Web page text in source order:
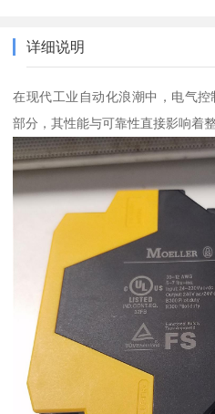
详细说明
在现代工业自动化浪潮中，电气
部分，其性能与可靠性直接影响着